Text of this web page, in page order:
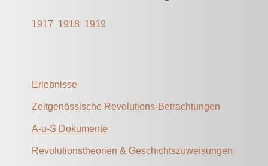
1917 1918 1919
Erlebnisse
Zeitgenössische Revolutions-Betrachtungen
A-u-S Dokumente
Revolutionstheorien & Geschichtszuweisungen